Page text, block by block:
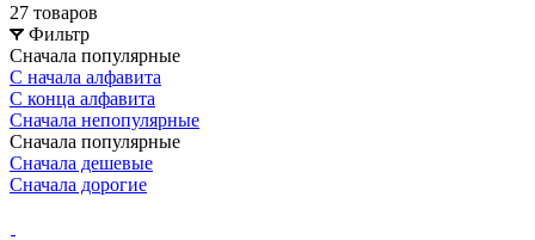
27 товаров
Фильтр
Сначала популярные
С начала алфавита
С конца алфавита
Сначала непопулярные
Сначала популярные
Сначала дешевые
Сначала дорогие